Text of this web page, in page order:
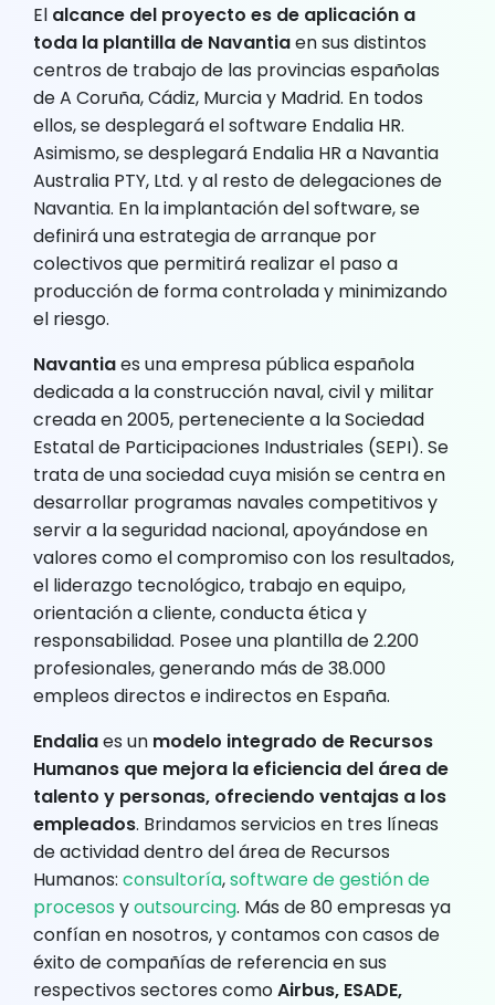
El alcance del proyecto es de aplicación a
toda la plantilla de Navantiaen sus distintos
centros de trabajo de las provincias españolas
de A Coruña, Cádiz, Murcia y Madrid. En todos
ellos, se desplegará el software Endalia HR.
Asimismo, se desplegará Endalia HR a Navantia
Australia PTY, Ltd. y al resto de delegaciones de
Navantia. En la implantación del software, se
definirá una estrategia de arranque por
colectivos que permitirá realizar el paso a
producción de forma controlada y minimizando
el riesgo.
Navantiaes una empresa pública española
dedicada a la construcción naval, civil y militar
creada en 2005, perteneciente a la Sociedad
Estatal de Participaciones Industriales (SEPI). Se
trata de una sociedad cuya misión se centra en
desarrollar programas navales competitivos y
servir a la seguridad nacional, apoyándose en
valores como el compromiso con los resultados,
el liderazgo tecnológico, trabajo en equipo,
orientación a cliente, conducta ética y
responsabilidad. Posee una plantilla de 2.200
profesionales, generando más de 38.000
empleos directos e indirectos en España.
Endaliaes un modelo integrado de Recursos
Humanos que mejora la eficiencia del área de
talento y personas, ofreciendo ventajas a los
empleados. Brindamos servicios en tres líneas
de actividad dentro del área de Recursos
Humanos: consultoría,software de gestión de
procesos youtsourcing. Más de 80 empresas ya
confían en nosotros, y contamos con casos de
éxito de compañías de referencia en sus
respectivos sectores comoAirbus, ESADE,